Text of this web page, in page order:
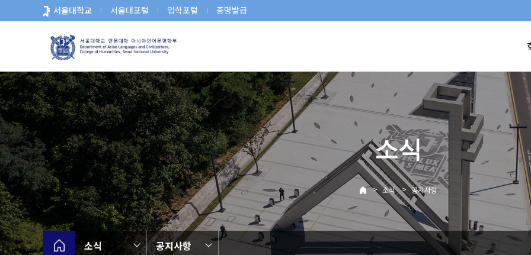
로
뉴
서울대학교 서울대포털 입학포털 증명발급
소식
> 소식 > 공지사항
소식 공지사항